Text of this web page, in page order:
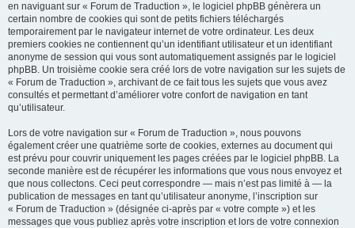
en naviguant sur « Forum de Traduction », le logiciel phpBB génèrera un
certain nombre de cookies qui sont de petits fichiers téléchargés
temporairement par le navigateur internet de votre ordinateur. Les deux
premiers cookies ne contiennent qu’un identifiant utilisateur et un identifiant
anonyme de session qui vous sont automatiquement assignés par le logiciel
phpBB. Un troisième cookie sera créé lors de votre navigation sur les sujets de
« Forum de Traduction », archivant de ce fait tous les sujets que vous avez
consultés et permettant d’améliorer votre confort de navigation en tant
qu’utilisateur.
Lors de votre navigation sur « Forum de Traduction », nous pouvons
également créer une quatrième sorte de cookies, externes au document qui
est prévu pour couvrir uniquement les pages créées par le logiciel phpBB. La
seconde manière est de récupérer les informations que vous nous envoyez et
que nous collectons. Ceci peut correspondre — mais n’est pas limité à — la
publication de messages en tant qu’utilisateur anonyme, l’inscription sur
« Forum de Traduction » (désignée ci-après par « votre compte ») et les
messages que vous publiez après votre inscription et lors de votre connexion